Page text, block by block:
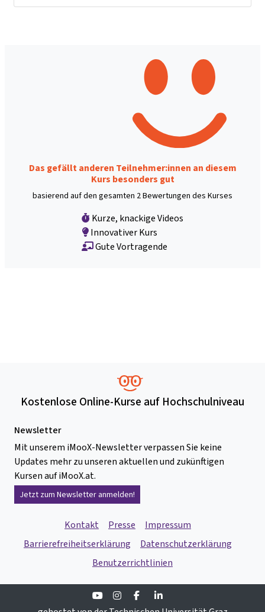
Das gefällt anderen Teilnehmer:innen an diesem
Kurs besonders gut
basierend auf den gesamten 2 Bewertungen des Kurses
Kurze, knackige Videos
Innovativer Kurs
Gute Vortragende
Kostenlose Online-Kurse auf Hochschulniveau
Newsletter
Mit unserem iMooX-Newsletter verpassen Sie keine
Updates mehr zu unseren aktuellen und zukünftigen
Kursen auf iMooX.at.
Jetzt zum Newsletter anmelden!
Kontakt Presse
Impressum
Barrierefreiheitserklärung
Datenschutzerklärung
Benutzerrichtlinien
YoutubeInstagramFacebook